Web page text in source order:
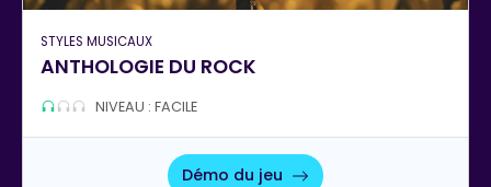
STYLES MUSICAUX
ANTHOLOGIE DU ROCK
NIVEAU : FACILE
Démo du jeu